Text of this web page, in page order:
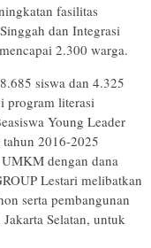
fasilitas
dan Integrasi
2.300 warga.
siswa dan 4.325
program literasi
Young Leader
tahun 2016-2025
dengan dana
Lestari melibatkan
serta pembangunan
Selatan, untuk